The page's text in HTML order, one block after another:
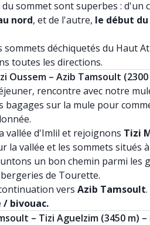
sommet sont superbes : d'un
nord, et de l'autre, le début
déchiquetés du Haut
toutes les directions.
Oussem – Azib Tamsoult
rencontre avec notre
bagages sur la mule pour
vallée d'Imlil et rejoignons Tizi
la vallée et les sommets situés
un bon chemin parmi les
de Tourette.
vers Azib Tamsoult.
bivouac.
– Tizi Aguelzim (3450 m)